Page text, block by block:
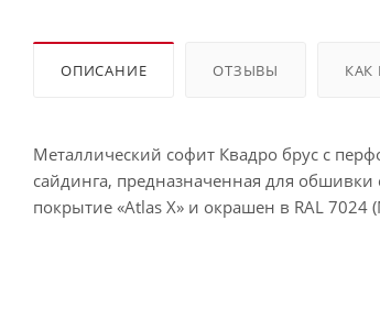
ОПИСАНИЕ ОТЗЫВЫ КАК
Металлический софит Квадро брус с
сайдинга, предназначенная для
покрытие «Atlas X» и окрашен в RAL 7024